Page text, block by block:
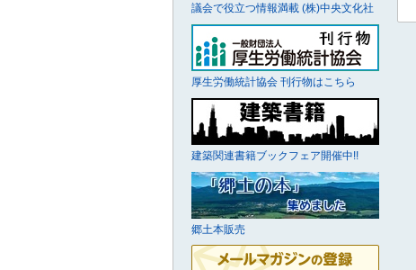
議会で役立つ情報満載 (株)中央文化社
厚生労働統計協会 刊行物はこちら
建築関連書籍ブックフェア開催中!!
郷土本販売